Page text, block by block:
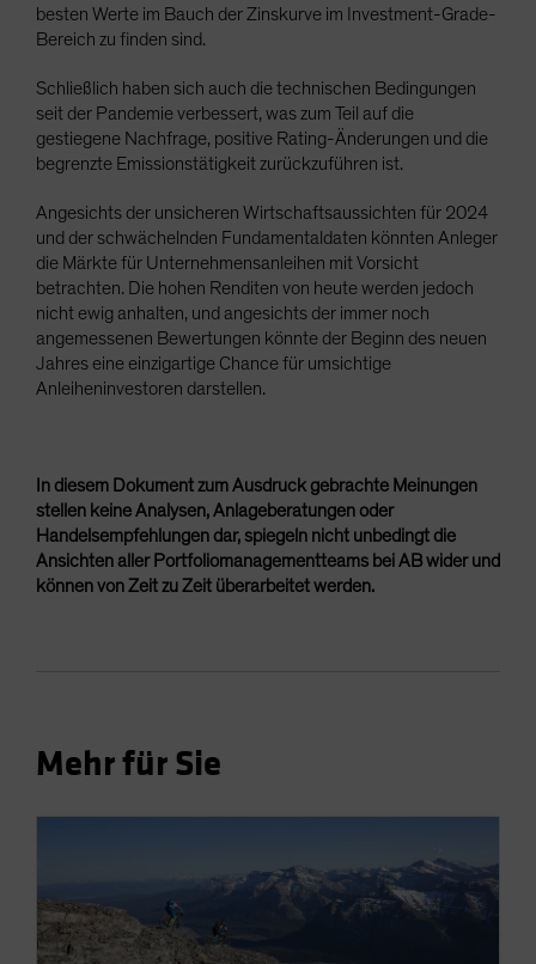
besten Werte im Bauch der Zinskurve im Investment-Grade-
Bereich zu finden sind.
Schließlich haben sich auch die technischen Bedingungen
seit der Pandemie verbessert, was zum Teil auf die
gestiegene Nachfrage, positive Rating-Änderungen und die
begrenzte Emissionstätigkeit zurückzuführen ist.
Angesichts der unsicheren Wirtschaftsaussichten für 2024
und der schwächelnden Fundamentaldaten könnten Anleger
die Märkte für Unternehmensanleihen mit Vorsicht
betrachten. Die hohen Renditen von heute werden jedoch
nicht ewig anhalten, und angesichts der immer noch
angemessenen Bewertungen könnte der Beginn des neuen
Jahres eine einzigartige Chance für umsichtige
Anleiheninvestoren darstellen.
In diesem Dokument zum Ausdruck gebrachte Meinungen
stellen keine Analysen, Anlageberatungen oder
Handelsempfehlungen dar, spiegeln nicht unbedingt die
Ansichten aller Portfoliomanagementteams bei AB wider und
können von Zeit zu Zeit überarbeitet werden.
Mehr für Sie